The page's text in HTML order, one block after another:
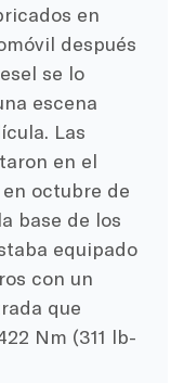
en
después
se lo
escena
Las
en el
octubre de
base de los
equipado
con un
que
Nm (311 lb-